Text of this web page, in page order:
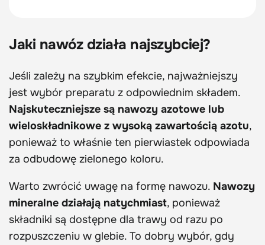
Jaki nawóz działa najszybciej?
Jeśli zależy na szybkim efekcie, najważniejszy
jest wybór preparatu z odpowiednim składem.
Najskuteczniejsze są nawozy azotowe lub
wieloskładnikowe z wysoką zawartością azotu,
ponieważ to właśnie ten pierwiastek odpowiada
za odbudowę zielonego koloru.
Warto zwrócić uwagę na formę nawozu. Nawozy
mineralne działają natychmiast, ponieważ
składniki są dostępne dla trawy od razu po
rozpuszczeniu w glebie. To dobry wybór, gdy